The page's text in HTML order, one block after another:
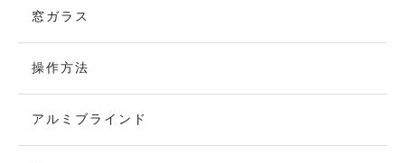
窓ガラス
操作方法
アルミブラインド